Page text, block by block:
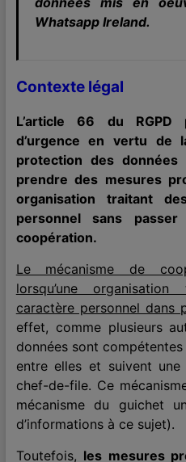
Whatsapp Ireland.
Contexte légal
L’article 66 du RGPD
d’urgence en vertu de
protection des données
prendre des mesures
organisation traitant
personnel sans
coopération.
Le mécanisme de
lorsqu’une
caractère personnel dans
effet, comme plusieurs
données sont
entre elles et suivent
chef-de-file. Ce
mécanisme du guichet
d’informations à ce sujet).
Toutefois, les mesures